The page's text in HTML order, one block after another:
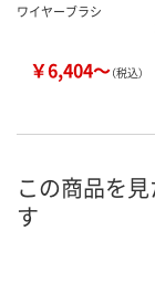
ワイヤーブラシ
￥6,404～（税込）
この商品を
す